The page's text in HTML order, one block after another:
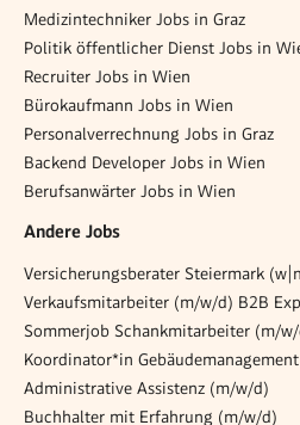
Medizintechniker Jobs in Graz
Politik öffentlicher Dienst Jobs in
Recruiter Jobs in Wien
Bürokaufmann Jobs in Wien
Personalverrechnung Jobs in Graz
Backend Developer Jobs in Wien
Berufsanwärter Jobs in Wien
Andere Jobs
Versicherungsberater Steiermark
Verkaufsmitarbeiter (m/w/d) B2B
Koordinator*in
Administrative Assistenz (m/w/d)
Buchhalter mit Erfahrung (m/w/d)